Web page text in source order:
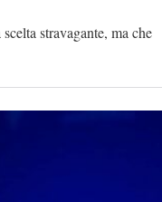
stravagante, ma che